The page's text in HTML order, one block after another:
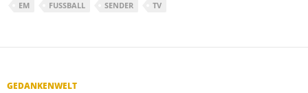
EM FUSSBALL SENDER TV
GEDANKENWELT